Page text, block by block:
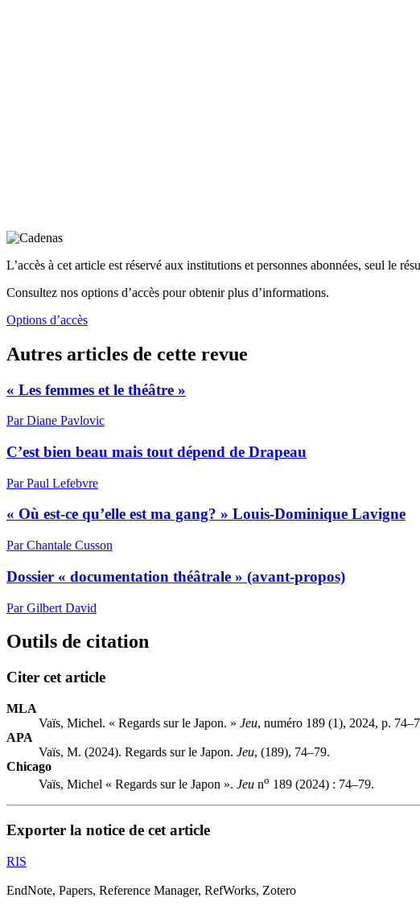
L’accès à cet article est réservé aux institutions et personnes abonnées, seul le
Consultez nos options d’accès pour obtenir plus d’informations.
Options d’accès
Autres articles de cette revue
« Les femmes et le théâtre »
Par Diane Pavlovic
C’est bien beau mais tout dépend de Drapeau
Par Paul Lefebvre
« Où est-ce qu’elle est ma gang? » Louis-Dominique Lavigne
Par Chantale Cusson
Dossier « documentation théâtrale » (avant-propos)
Par Gilbert David
Outils de citation
Citer cet article
MLA
Vaïs, Michel. « Regards sur le Japon. » Jeu, numéro 189 (1), 2024, p.
APA
Vaïs, M. (2024). Regards sur le Japon. Jeu, (189), 74–79.
Chicago
Vaïs, Michel « Regards sur le Japon ». Jeu no 189 (2024) : 74–79.
Exporter la notice de cet article
RIS
EndNote, Papers, Reference Manager, RefWorks, Zotero